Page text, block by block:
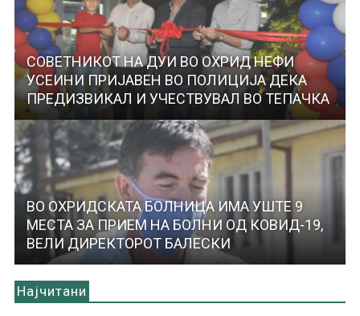
СОВЕТНИКОТ НА ДУИ ВО ОХРИД НЕФИ
УСЕИНИ ПРИЈАВЕН ВО ПОЛИЦИЈА ДЕКА
ПРЕДИЗВИКАЛ И УЧЕСТВУВАЛ ВО ТЕПАЧКА
ВО ОХРИДСКАТА БОЛНИЦА ИМА УШТЕ 9
МЕСТА ЗА ПРИЕМ НА БОЛНИ ОД КОВИД-19,
ВЕЛИ ДИРЕКТОРОТ БАЛЕСКИ
Најчитани